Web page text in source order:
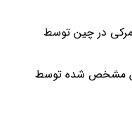
در چین توسط
مشخص شده توسط